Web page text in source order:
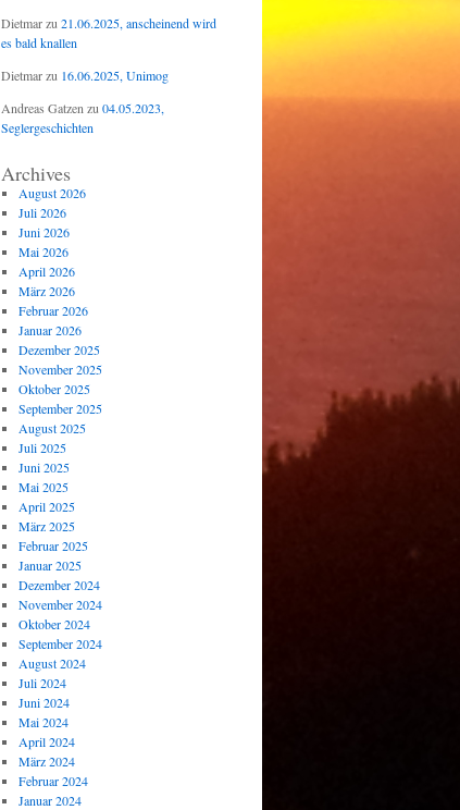
Dietmarzu 21.06.2025, anscheinend wird
es bald knallen
Dietmarzu 16.06.2025, Unimog
Andreas Gatzen zu 04.05.2023,
Seglergeschichten
Archives
August 2026
Juli 2026
Juni 2026
Mai 2026
April 2026
März 2026
Februar 2026
Januar 2026
Dezember 2025
November 2025
Oktober 2025
September 2025
August 2025
Juli 2025
Juni 2025
Mai 2025
April 2025
März 2025
Februar 2025
Januar 2025
Dezember 2024
November 2024
Oktober 2024
September 2024
August 2024
Juli 2024
Juni 2024
Mai 2024
April 2024
März 2024
Februar 2024
Januar 2024